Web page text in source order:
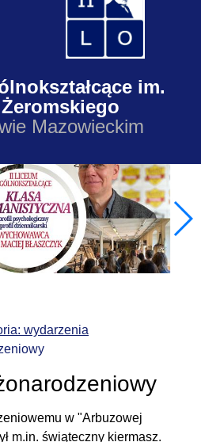
im.
Mazowieckim
wydarzenia
w "Arbuzowej
m.in. świąteczny kiermasz.